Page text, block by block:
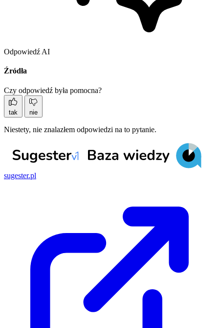
Odpowiedź AI
Źródła
Czy odpowiedź była pomocna?
tak nie
Niestety, nie znalazłem odpowiedzi na to pytanie.
sugester.pl